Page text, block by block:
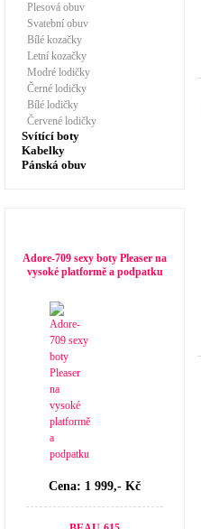
Plesová obuv
Svatební obuv
Bílé kozačky
Letní kozačky
Modré lodičky
Černé lodičky
Bílé lodičky
Červené lodičky
Svítící boty
Kabelky
Pánská obuv
Adore-709 sexy boty Pleaser na
vysoké platformě a podpatku
Cena: 1 999,- Kč